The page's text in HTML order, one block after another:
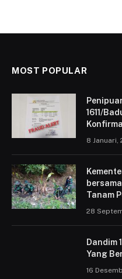
MOST POPULAR
1611/
8 Januari,
Tanam
28
Dandim
Yang
16